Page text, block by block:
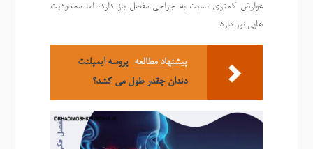
عوارض کمتری نسبت به جراحی مفصل باز دارد، اما محدودیت
هایی نیز دارد.
پیشنهاد مطالعه پروسه ایمپلنت
دندان چقدر طول می کشد؟